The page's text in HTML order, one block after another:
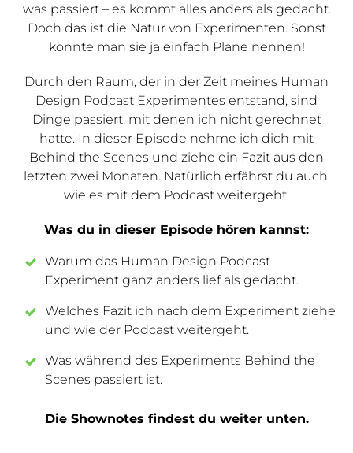
was passiert – es kommt alles anders als gedacht.
Doch das ist die Natur von Experimenten. Sonst
könnte man sie ja einfach Pläne nennen!
Durch den Raum, der in der Zeit meines Human
Design Podcast Experimentes entstand, sind
Dinge passiert, mit denen ich nicht gerechnet
hatte. In dieser Episode nehme ich dich mit
Behind the Scenes und ziehe ein Fazit aus den
letzten zwei Monaten. Natürlich erfährst du auch,
wie es mit dem Podcast weitergeht.
Was du in dieser Episode hören kannst:
Warum das Human Design Podcast
Experiment ganz anders lief als gedacht.
Welches Fazit ich nach dem Experiment ziehe
und wie der Podcast weitergeht.
Was während des Experiments Behind the
Scenes passiert ist.
Die Shownotes findest du weiter unten.